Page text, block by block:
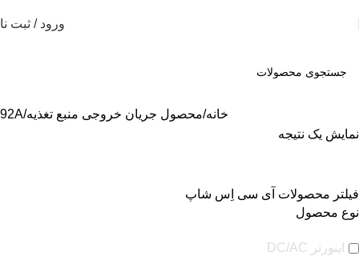
ورود / ثبت
خانه محصول جریان خروجی منبع تغذیه 92A
نمایش یک نتیجه
فیلتر محصولات آی سی اِس شاپ
نوع محصول
اینورتر DC/AC